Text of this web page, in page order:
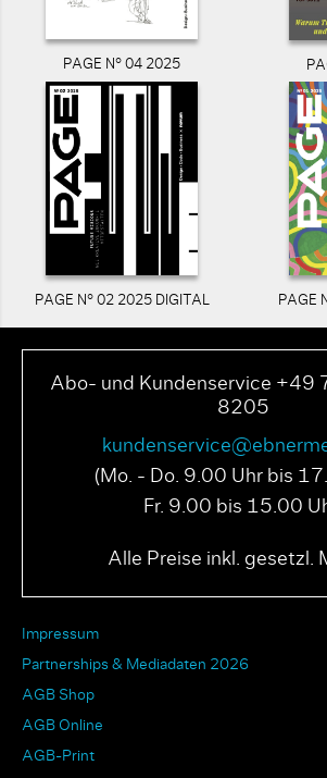
PAGE N° 04 2025
PAGE N° 02 2025 DIGITAL PAGE
Abo- und Kundenservice
8205
(Mo. - Do. 9.00 Uhr bis
Fr. 9.00 bis 15.00
Alle Preise inkl. gesetzl.
Impressum
Partnerships & Mediadaten 2026
AGB Shop
AGB Online
AGB-Print